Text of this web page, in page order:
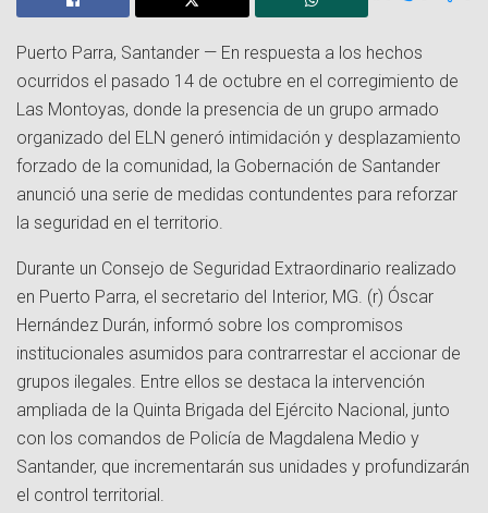
Puerto Parra, Santander — En respuesta a los hechos
ocurridos el pasado 14 de octubre en el corregimiento de
Las Montoyas, donde la presencia de un grupo armado
organizado del ELN generó intimidación y desplazamiento
forzado de la comunidad, la Gobernación de Santander
anunció una serie de medidas contundentes para reforzar
la seguridad en el territorio.
Durante un Consejo de Seguridad Extraordinario realizado
en Puerto Parra, el secretario del Interior, MG. (r) Óscar
Hernández Durán, informó sobre los compromisos
institucionales asumidos para contrarrestar el accionar de
grupos ilegales. Entre ellos se destaca la intervención
ampliada de la Quinta Brigada del Ejército Nacional, junto
con los comandos de Policía de Magdalena Medio y
Santander, que incrementarán sus unidades y profundizarán
el control territorial.